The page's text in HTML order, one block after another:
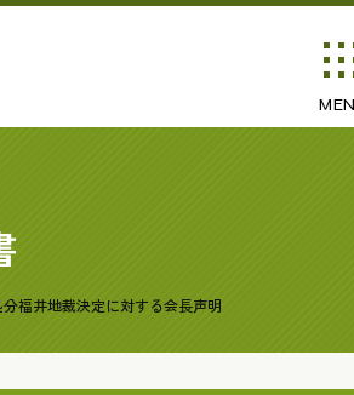
福井地裁決定に対する会長声明